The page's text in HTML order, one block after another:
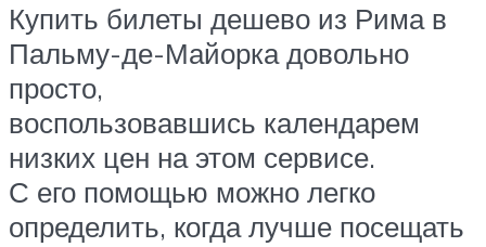
Купить билеты дешево из Рима в
Пальму-де-Майорка довольно
просто,
воспользовавшись календарем
низких цен на этом сервисе.
С его помощью можно легко
определить, когда лучше посещать